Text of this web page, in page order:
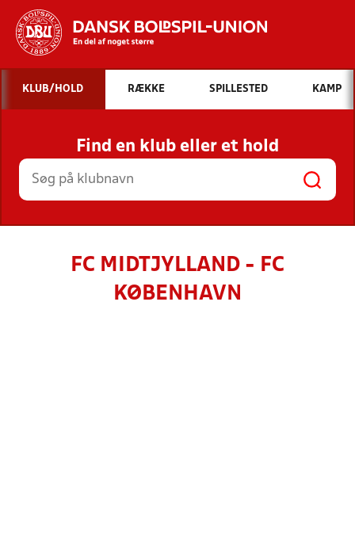
Hvad vil du søge efter?
INDHOLD OG NYHEDER
STILLINGER, RESULTATER, KLUBBER OG
HOLD
KLUB/HOLD RÆKKE SPILLESTED KAMP
Find en klub eller et hold
FC MIDTJYLLAND - FC
KØBENHAVN